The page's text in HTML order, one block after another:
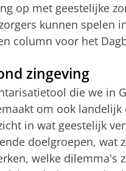
op met geestelijke
kunnen spelen
column voor het
zingeving
die we in
om ook
in wat geestelijk
doelgroepen, wat
welke dilemma's